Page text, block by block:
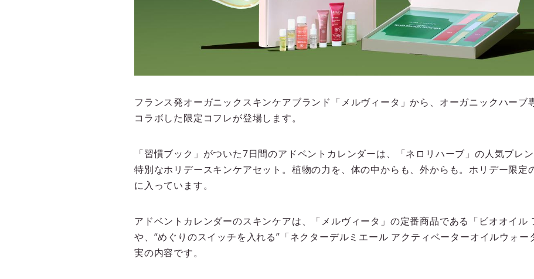
フランス発オーガニックスキンケアブランド「メルヴィータ」から、オーガニックハーブ
コラボした限定コフレが登場します。
「習慣ブック」がついた7日間のアドベントカレンダーは、「ネロリハーブ」の人気ブレ
特別なホリデースキンケアセット。植物の力を、体の中からも、外からも。ホリデー限定
に入っています。
アドベントカレンダーのスキンケアは、「メルヴィータ」の定番商品である「ビオオイル
や、“めぐりのスイッチを入れる”「ネクターデルミエール アクティベーターオイルウォ
実の内容です。